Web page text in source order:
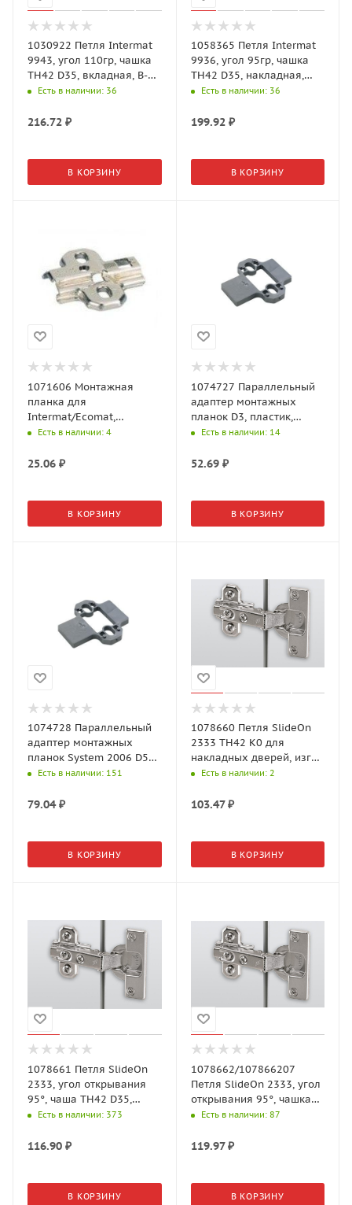
1030922 Петля Intermat
9943, угол 110гр, чашка
TH42 D35, вкладная, B-
3,5Есть в наличии: 36
216.72 ₽
В КОРЗИНУ
1058365 Петля Intermat
9936, угол 95гр, чашка
TH42 D35, накладная,
B12,5
Есть в наличии: 36
199.92₽
В КОРЗИНУ
1071606 Монтажная
планка для
Intermat/Ecomat,
дистанция 1,5 мм без
Есть в наличии: 4
25.06 ₽
В КОРЗИНУ
1074727 Параллельный
адаптер монтажных
планок D3, пластик,
серый
Есть в наличии: 14
52.69₽
В КОРЗИНУ
1074728 Параллельный
адаптер монтажных
планок System 2006 D5
пластик, серый
Есть в наличии: 151
79.04₽
В КОРЗИНУ
1078660 Петля SlideOn
2333 ТН42 К0 для
накладных дверей, изгиб
0 открывание 95°
Есть в наличии: 2
103.47₽
В КОРЗИНУ
1078661 Петля SlideOn
2333, угол открывания
95°, чаша TH42 D35,
средняя стенка, B5 (для
Есть в наличии: 373
116.90 ₽
В КОРЗИНУ
1078662/107866207
Петля SlideOn 2333, угол
открывания 95°, чашка
TH42 D35, вкладная, B1,5
Есть в наличии: 87
119.97₽
В КОРЗИНУ